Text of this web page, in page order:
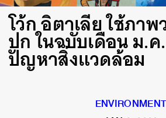
โว้ก อิตาเลีย ใช้ภา
ปก ในฉบับเดือน ม.
ปัญหาสิ่งแวดล้อม
ENVIRONMENT